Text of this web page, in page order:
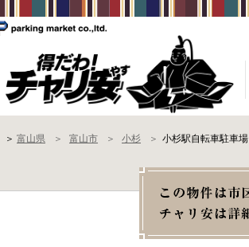
＞ 富山県 富山市 小杉 小杉駅自転車駐車場